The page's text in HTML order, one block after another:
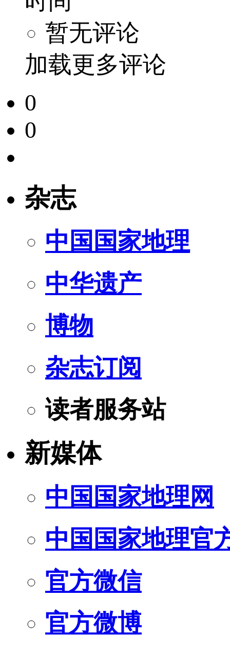
暂无评论
加载更多评论
0
0
杂志
中国国家地理
中华遗产
博物
杂志订阅
读者服务站
新媒体
中国国家地理网
中国国家地理官
官方微信
官方微博